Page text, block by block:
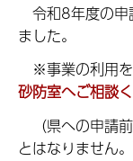
令和8年度の申
ました。
※事業の利用を
砂防室へご相談く
（県への申請
とはなりません。